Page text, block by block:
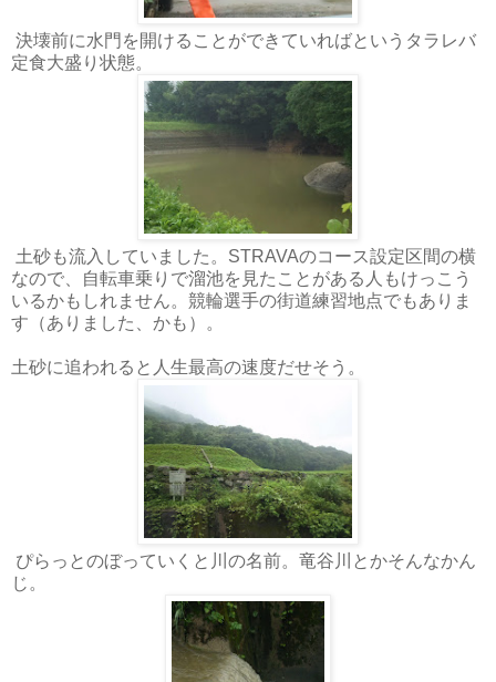
決壊前に水門を開けることができていればというタラレバ
定食大盛り状態。
土砂も流入していました。STRAVAのコース設定区間の横
なので、自転車乗りで溜池を見たことがある人もけっこう
いるかもしれません。競輪選手の街道練習地点でもありま
す（ありました、かも）。
土砂に追われると人生最高の速度だせそう。
ぴらっとのぼっていくと川の名前。竜谷川とかそんなかん
じ。